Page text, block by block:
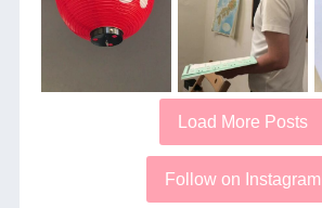
Load More Posts
Follow on Instagram